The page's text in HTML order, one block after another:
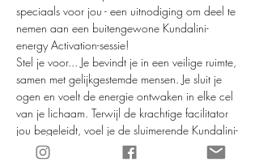
speciaals voor jou - een uitnodiging om deel te
nemen aan een buitengewone Kundalini-
energy Activation-sessie!
Stel je voor... Je bevindt je in een veilige ruimte,
samen met gelijkgestemde mensen. Je sluit je
ogen en voelt de energie ontwaken in elke cel
van je lichaam. Terwijl de krachtige facilitator
jou begeleidt, voel je de sluimerende Kundalini-
energie ontwaken en door je heen stromen, als